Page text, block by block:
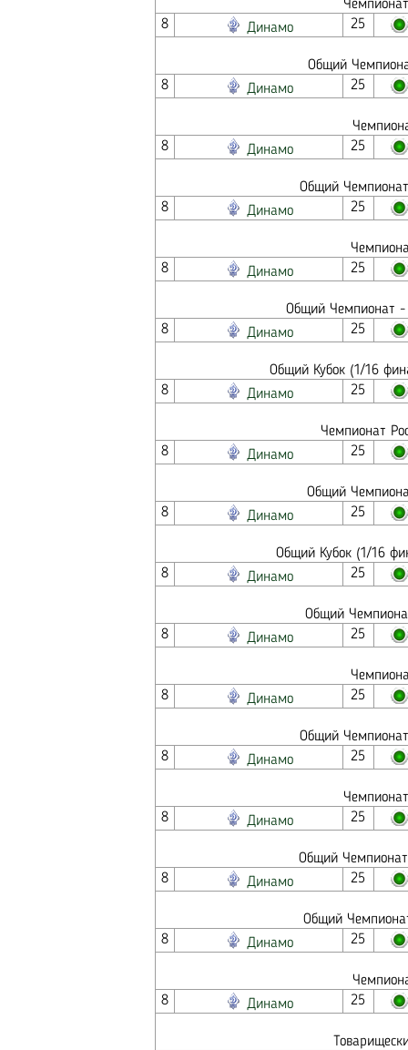
8
Динамо 25
Общий
8
Динамо 25
8
Динамо 25
Общий
8
Динамо 25
8
Динамо 25
Общий Чемпионат
8
Динамо 25
Общий Кубок (1/16
8
Динамо 25
Чемпионат
8
Динамо 25
Общий
8
Динамо 25
Общий Кубок (1/16
8
Динамо 25
Общий
8
Динамо 25
8
Динамо 25
Общий
8
Динамо 25
8
Динамо 25
Общий
8
Динамо 25
Общий
8
Динамо 25
8
Динамо 25